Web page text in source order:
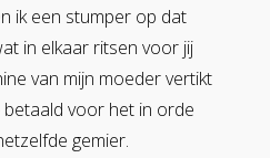
ik een stumper op dat
in elkaar ritsen voor jij
van mijn moeder vertikt
voor het in orde
gemier.